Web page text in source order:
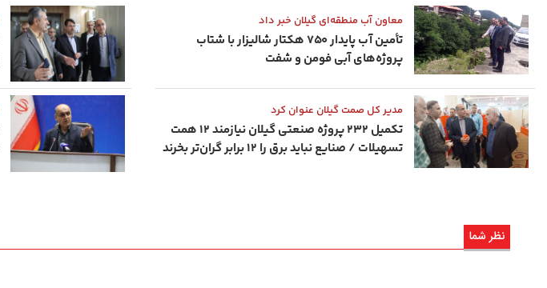
معاون آب منطقه‌ای گیلان خبر داد
تأمین آب پایدار ۷۵۰ هکتار شالیزار با شتاب
پروژه‌های آبی فومن و شفت
مدیر کل صمت گیلان عنوان کرد
تکمیل ۲۳۲ پروژه صنعتی گیلان نیازمند ۱۲ همت
تسهیلات / صنایع نباید برق را ۱۲ برابر گران‌تر بخرند
نظر شما